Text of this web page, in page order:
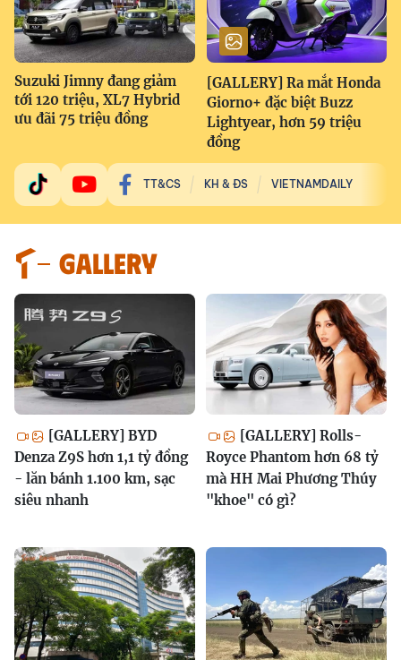
Suzuki Jimny đang giảm
tới 120 triệu, XL7 Hybrid
ưu đãi 75 triệu đồng
[GALLERY] Ra mắt Honda
Giorno+ đặc biệt Buzz
Lightyear, hơn 59 triệu
đồng
TT&CS KH & ĐS VIETNAMDAILY
GALLERY
[GALLERY] BYD
Denza Z9S hơn 1,1 tỷ đồng
- lăn bánh 1.100 km, sạc
siêu nhanh
[GALLERY] Rolls-
Royce Phantom hơn 68 tỷ
mà HH Mai Phương Thúy
"khoe" có gì?